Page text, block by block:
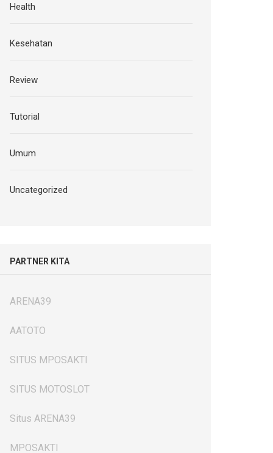
Health
Kesehatan
Review
Tutorial
Umum
Uncategorized
PARTNER KITA
ARENA39
AATOTO
SITUS MPOSAKTI
SITUS MOTOSLOT
Situs ARENA39
MPOSAKTI